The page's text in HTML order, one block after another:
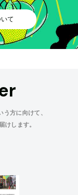
て
う方に向けて、
けします。